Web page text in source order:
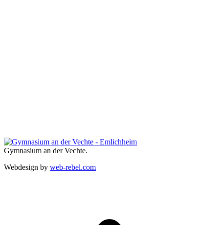
Gymnasium an der Vechte.
Webdesign by web-rebel.com